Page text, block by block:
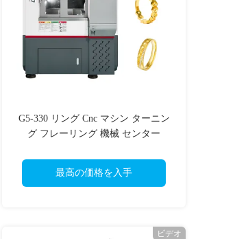
G5-330 リング Cnc マシン ターニン
グ フレーリング 機械 センター
最高の価格を入手
ビデオ